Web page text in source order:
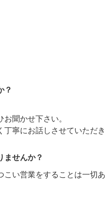
？
聞かせ下さい。
寧にお話しさせていただき
ませんか？
い営業をすることは一切あ